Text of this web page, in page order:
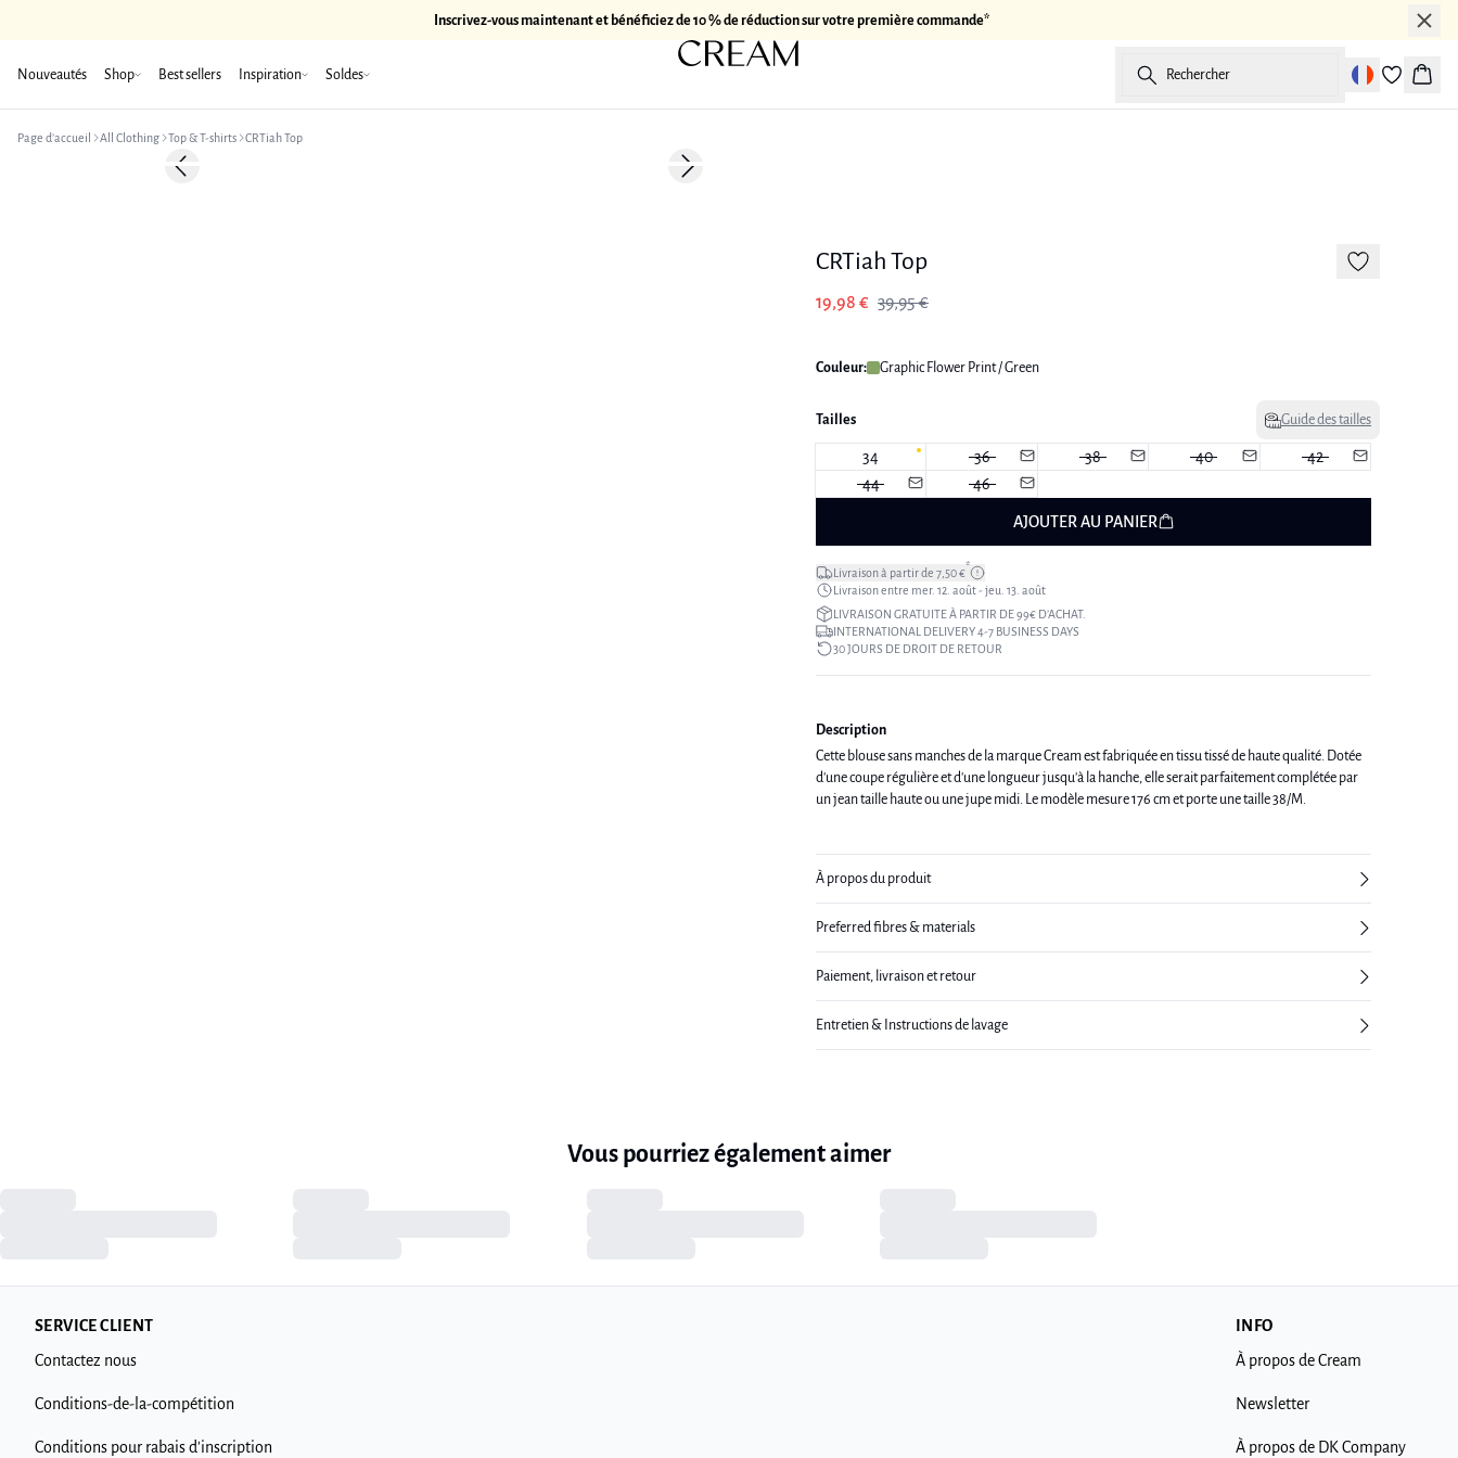
Inscrivez-vous maintenant et bénéficiez de 10 % de réduction sur votre première commande*
Nouveautés Shop Best sellers Inspiration Soldes Rechercher
Panier
Page d’accueil All Clothing Top & T-shirts CRTiah Top
-50%Previous slide Next slide
CRTiah Top
19,98 € 39,95 €
Couleur: Graphic Flower Print / Green
Tailles Guide des tailles
34 36 38 40
42
44
46
AJOUTER AU PANIER
Livraison à partir de 7,50 €*
Livraison entre mer. 12. août - jeu. 13. août
LIVRAISON GRATUITE À PARTIR DE 99€ D’ACHAT.
INTERNATIONAL DELIVERY 4-7 BUSINESS DAYS
30 JOURS DE DROIT DE RETOUR
Description
Cette blouse sans manches de la marque Cream est fabriquée en tissu tissé de haute qualité. Dotée
d'une coupe régulière et d'une longueur jusqu'à la hanche, elle serait parfaitement complétée par
un jean taille haute ou une jupe midi. Le modèle mesure 176 cm et porte une taille 38/M.
À propos du produit
Preferred fibres & materials
Paiement, livraison et retour
Entretien & Instructions de lavage
Vous pourriez également aimer
SERVICE CLIENT
Contactez nous
Conditions-de-la-compétition
Conditions pour rabais d'inscription
INFO
À propos de Cream
Newsletter
À propos de DK Company